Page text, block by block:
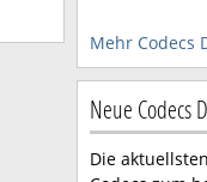
Mehr Codecs
Neue Codecs
Die